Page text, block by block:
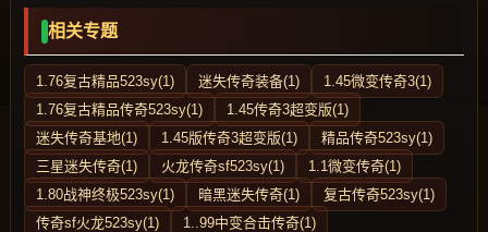
相关专题
1.76复古精品523sy(1) 迷失传奇装备(1)
1.45微变传奇3(1)
1.76复古精品传奇523sy(1)
1.45传奇3超变版(1)
迷失传奇基地(1)
1.45版传奇3超变版(1)
精品传奇523sy(1)
三星迷失传奇(1)
火龙传奇sf523sy(1)
1.1微变传奇(1)
1.80战神终极523sy(1)
暗黑迷失传奇(1)
复古传奇523sy(1)
传奇sf火龙523sy(1)
1..99中变合击传奇(1)